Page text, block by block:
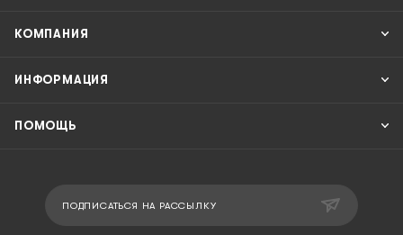
КОМПАНИЯ
ИНФОРМАЦИЯ
ПОМОЩЬ
ПОДПИСАТЬСЯ НА РАССЫЛКУ